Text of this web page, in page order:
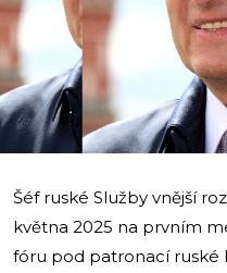
Šéf ruské Služby vnější
května 2025 na prvním
fóru pod patronací ruské